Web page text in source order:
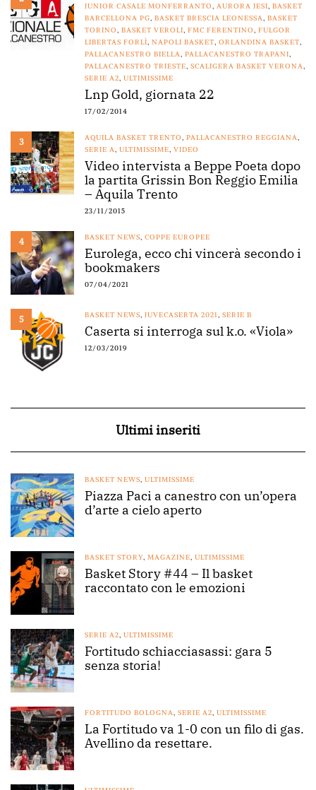
JUNIOR CASALE MONFERRANTO, AURORA JESI, BASKET
BARCELLONA PG, BASKET BRESCIA LEONESSA, BASKET
TORINO, BASKET VEROLI, FMC FERENTINO, FULGOR
LIBERTAS FORLÌ, NAPOLI BASKET, ORLANDINA BASKET,
PALLACANESTRO BIELLA, PALLACANESTRO TRAPANI,
PALLACANESTRO TRIESTE, SCALIGERA BASKET VERONA,
SERIE A2, ULTIMISSIME
Lnp Gold, giornata 22
17/02/2014
3 AQUILA BASKET TRENTO, PALLACANESTRO REGGIANA,
SERIE A, ULTIMISSIME, VIDEO
Video intervista a Beppe Poeta dopo
la partita Grissin Bon Reggio Emilia
– Aquila Trento
23/11/2015
4 BASKET NEWS, COPPE EUROPEE
Eurolega, ecco chi vincerà secondo i
bookmakers
07/04/2021
5 BASKET NEWS, JUVECASERTA 2021, SERIE B
Caserta si interroga sul k.o. «Viola»
12/03/2019
Ultimi inseriti
BASKET NEWS, ULTIMISSIME
Piazza Paci a canestro con un’opera
d’arte a cielo aperto
BASKET STORY, MAGAZINE, ULTIMISSIME
Basket Story #44 – Il basket
raccontato con le emozioni
SERIE A2, ULTIMISSIME
Fortitudo schiacciasassi: gara 5
senza storia!
FORTITUDO BOLOGNA, SERIE A2, ULTIMISSIME
La Fortitudo va 1-0 con un filo di gas.
Avellino da resettare.